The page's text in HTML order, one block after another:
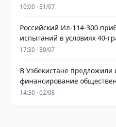
10:00 · 31/07
Российский Ил-114-300
испытаний в условиях 40-
17:30 · 30/07
В Узбекистане предложили
финансирование
14:30 · 02/08